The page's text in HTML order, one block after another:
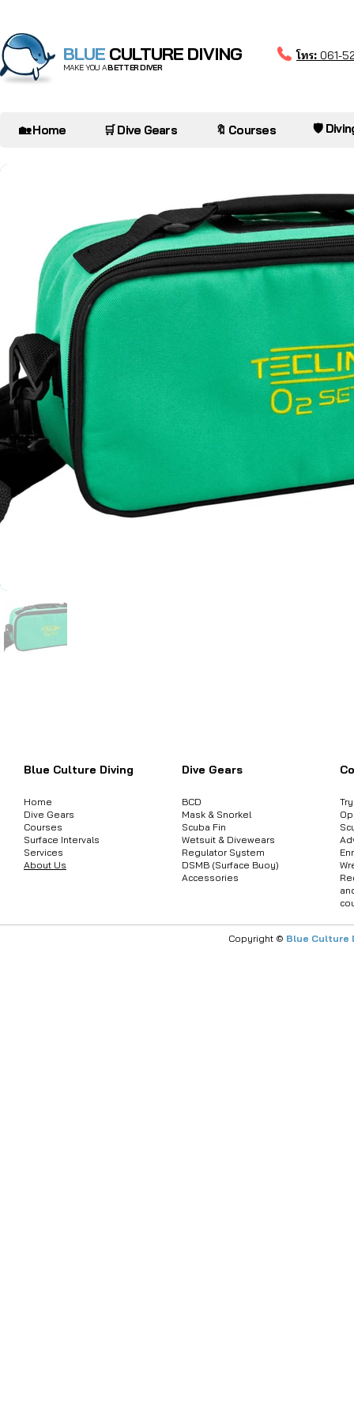
BLUE CULTURE DIVING
MAKE YOU ABETTER DIVER
โทร: 061-
🏡 Home 🛒 Dive Gears 🔖 Courses 🛡️
Blue Culture Diving
Home
Dive Gears
Courses
Surface Intervals
Services
About Us
Dive Gears
BCD
Mask & Snorkel
Scuba Fin
Wetsuit & Divewears
Regulator System
DSMB (Surface Buoy)
Accessories
Copyright © Blue Culture